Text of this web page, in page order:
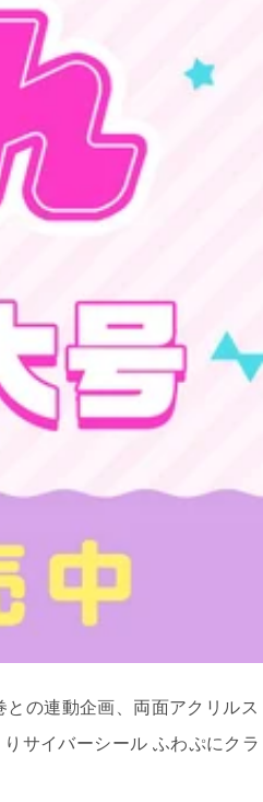
との連動企画、両面アクリルス
サイバーシール ふわぷにクラ